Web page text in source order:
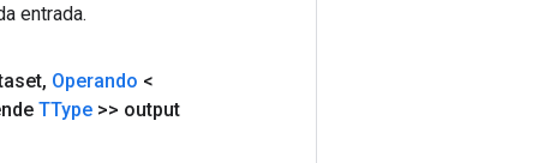
entrada.
, Operando <
TType >> output